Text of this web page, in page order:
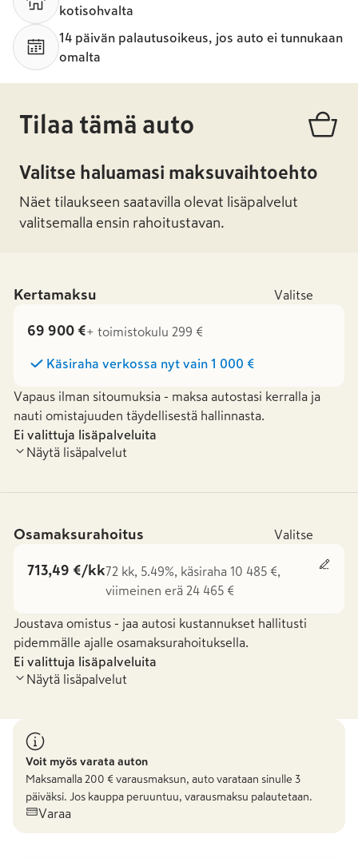
kotisohvalta
14 päivän palautusoikeus, jos auto ei tunnukaan
omalta
Tilaa tämä auto
Valitse haluamasi maksuvaihtoehto
Näet tilaukseen saatavilla olevat lisäpalvelut
valitsemalla ensin rahoitustavan.
Kertamaksu Valitse
69 900 €+ toimistokulu 299 €
Käsiraha verkossa nyt vain 1 000 €
Vapaus ilman sitoumuksia - maksa autostasi kerralla ja
nauti omistajuuden täydellisestä hallinnasta.
Ei valittuja lisäpalveluita
Näytä lisäpalvelut
Osamaksurahoitus Valitse
713,49 €/kk72 kk, 5.49%, käsiraha 10 485 €,
viimeinen erä 24 465 €
Joustava omistus - jaa autosi kustannukset hallitusti
pidemmälle ajalle osamaksurahoituksella.
Ei valittuja lisäpalveluita
Näytä lisäpalvelut
Voit myös varata auton
Maksamalla 200 € varausmaksun, auto varataan sinulle 3
päiväksi. Jos kauppa peruuntuu, varausmaksu palautetaan.
Varaa